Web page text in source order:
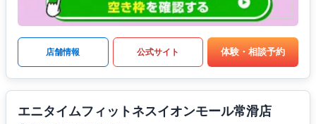
店舗情報 公式サイト 体験・相談予約
エニタイムフィットネスイオンモール常滑店